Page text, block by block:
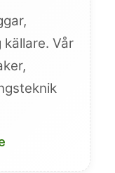
Vår